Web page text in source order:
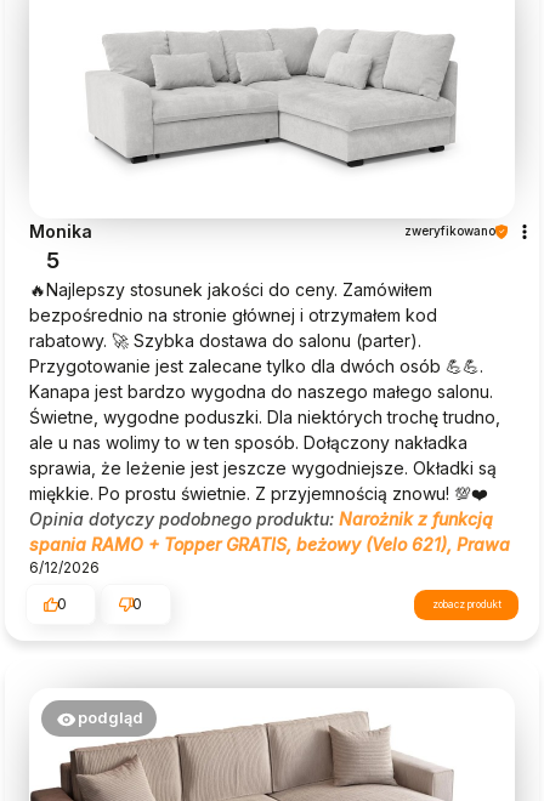
Monika zweryfikowano
5
🔥Najlepszy stosunek jakości do ceny. Zamówiłem
bezpośrednio na stronie głównej i otrzymałem kod
rabatowy. 🚀 Szybka dostawa do salonu (parter).
Przygotowanie jest zalecane tylko dla dwóch osób 💪💪.
Kanapa jest bardzo wygodna do naszego małego salonu.
Świetne, wygodne poduszki. Dla niektórych trochę trudno,
ale u nas wolimy to w ten sposób. Dołączony nakładka
sprawia, że leżenie jest jeszcze wygodniejsze. Okładki są
miękkie. Po prostu świetnie. Z przyjemnością znowu! 💯❤️
Opinia dotyczy podobnego produktu: Narożnik z funkcją
spania RAMO + Topper GRATIS, beżowy (Velo 621), Prawa
6/12/2026
0
0 zobacz produkt
podgląd